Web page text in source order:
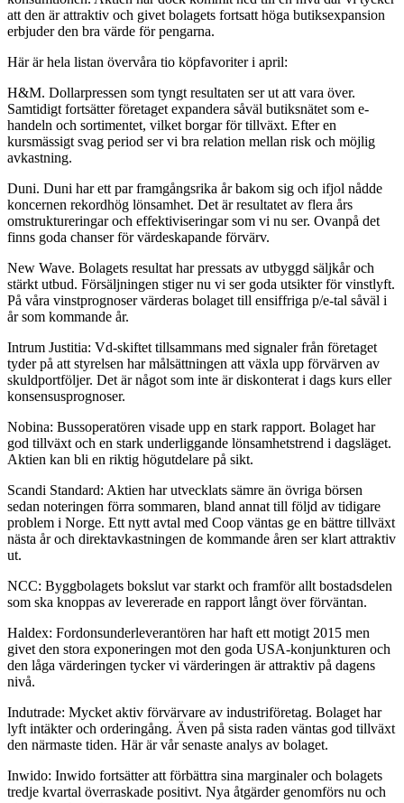
att den är attraktiv och givet bolagets fortsatt höga butiksexpansion
erbjuder den bra värde för pengarna.
Här är hela listan övervåra tio köpfavoriter i april:
H&M. Dollarpressen som tyngt resultaten ser ut att vara över.
Samtidigt fortsätter företaget expandera såväl butiksnätet som e-
handeln och sortimentet, vilket borgar för tillväxt. Efter en
kursmässigt svag period ser vi bra relation mellan risk och möjlig
avkastning.
Duni. Duni har ett par framgångsrika år bakom sig och ifjol nådde
koncernen rekordhög lönsamhet. Det är resultatet av flera års
omstruktureringar och effektiviseringar som vi nu ser. Ovanpå det
finns goda chanser för värdeskapande förvärv.
New Wave. Bolagets resultat har pressats av utbyggd säljkår och
stärkt utbud. Försäljningen stiger nu vi ser goda utsikter för vinstlyft.
På våra vinstprognoser värderas bolaget till ensiffriga p/e-tal såväl i
år som kommande år.
Intrum Justitia: Vd-skiftet tillsammans med signaler från företaget
tyder på att styrelsen har målsättningen att växla upp förvärven av
skuldportföljer. Det är något som inte är diskonterat i dags kurs eller
konsensusprognoser.
Nobina: Bussoperatören visade upp en stark rapport. Bolaget har
god tillväxt och en stark underliggande lönsamhetstrend i dagsläget.
Aktien kan bli en riktig högutdelare på sikt.
Scandi Standard: Aktien har utvecklats sämre än övriga börsen
sedan noteringen förra sommaren, bland annat till följd av tidigare
problem i Norge. Ett nytt avtal med Coop väntas ge en bättre tillväxt
nästa år och direktavkastningen de kommande åren ser klart attraktiv
ut.
NCC: Byggbolagets bokslut var starkt och framför allt bostadsdelen
som ska knoppas av levererade en rapport långt över förväntan.
Haldex: Fordonsunderleverantören har haft ett motigt 2015 men
givet den stora exponeringen mot den goda USA-konjunkturen och
den låga värderingen tycker vi värderingen är attraktiv på dagens
nivå.
Indutrade: Mycket aktiv förvärvare av industriföretag. Bolaget har
lyft intäkter och orderingång. Även på sista raden väntas god tillväxt
den närmaste tiden. Här är vår senaste analys av bolaget.
Inwido: Inwido fortsätter att förbättra sina marginaler och bolagets
tredje kvartal överraskade positivt. Nya åtgärder genomförs nu och